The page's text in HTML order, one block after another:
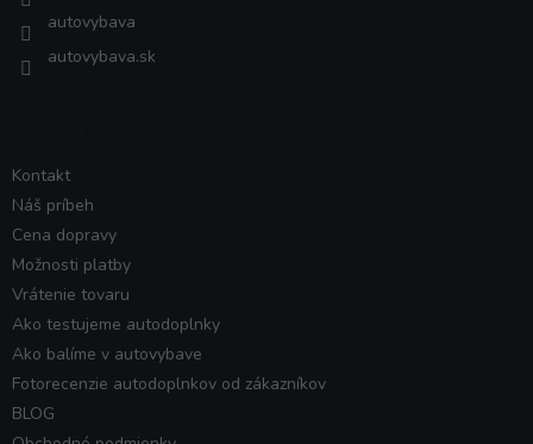
autovybava
autovybava.sk
Kontakt
Náš príbeh
Cena dopravy
Možnosti platby
Vrátenie tovaru
Ako testujeme autodoplnky
Ako balíme v autovybave
Fotorecenzie autodoplnkov od zákazníkov
BLOG